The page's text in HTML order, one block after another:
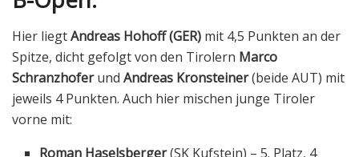
Hier liegtAndreas Hohoff (GER) mit 4,5 Punkten an der
Spitze, dicht gefolgt von den Tirolern Marco
Schranzhoferund Andreas Kronsteiner(beide AUT) mit
jeweils 4 Punkten. Auch hier mischen junge Tiroler
vorne mit:
Roman Haselsberger(SK Kufstein) – 5. Platz, 4